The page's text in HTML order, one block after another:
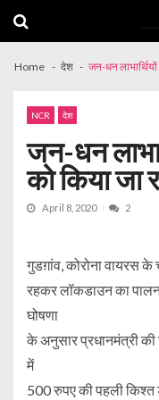
Home देश जन-धन
NCR देश
जन-धन
को किया जा
April 8, 2020 2
गुडग़ांव, कोरोना वायरस
रहकर लॉकडाउन का
घोषणा
के अनुसार प्रधानमंत्री
में
500 रुपए की पहली किश्त